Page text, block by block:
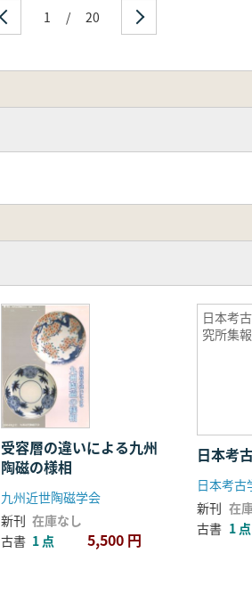
1 / 20
受容層の違いによる九州
陶磁の様相
九州近世陶磁学会
新刊 在庫なし
古書 1 点 5,500 円
日本考
究所集
日本考
日本考古
新刊 在
古書 1 点